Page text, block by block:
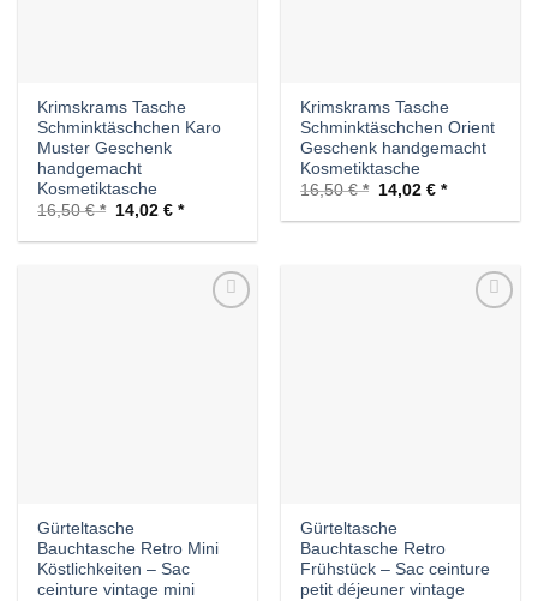
Krimskrams Tasche
Schminktäschchen Karo
Muster Geschenk
handgemacht
Kosmetiktasche
16,50€
Ursprünglicher
war:
14,02€ Aktueller
ist:
Krimskrams Tasche
Schminktäschchen Orient
Geschenk handgemacht
Kosmetiktasche
16,50€
Ursprünglicher
war:
14,02€ Aktueller
ist:
Gürteltasche
Bauchtasche Retro Mini
Köstlichkeiten – Sac
ceinture vintage mini
Gürteltasche
Bauchtasche Retro
Frühstück – Sac ceinture
petit déjeuner vintage